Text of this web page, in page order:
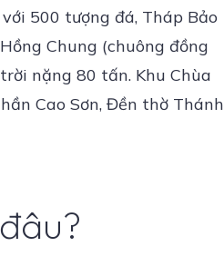
500 tượng đá, Tháp Bảo
Chung (chuông đồng
nặng 80 tấn. Khu Chùa
Cao Sơn, Đền thờ Thánh